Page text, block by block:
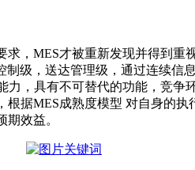
，MES才被重新发现并得到
级，送达管理级，通过连续信
，具有不可替代的功能，竞
据MES成熟度模型 对自身的
效益。